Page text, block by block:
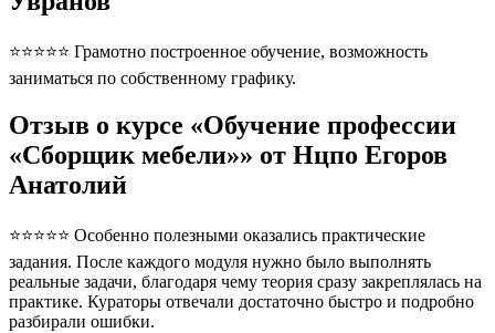
⭐⭐⭐⭐⭐ Грамотно построенное обучение, возможность
заниматься по собственному графику.
Отзыв о курсе «Обучение профессии
«Сборщик мебели»» от Нцпо Егоров
Анатолий
⭐⭐⭐⭐⭐ Особенно полезными оказались практические
задания. После каждого модуля нужно было выполнять
реальные задачи, благодаря чему теория сразу закреплялась на
практике. Кураторы отвечали достаточно быстро и подробно
разбирали ошибки.